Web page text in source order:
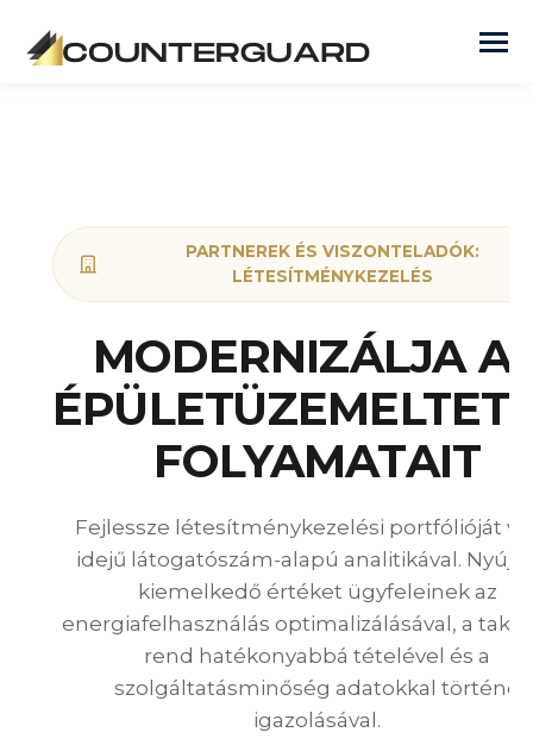
PARTNEREK ÉS VISZONTELADÓK:
LÉTESÍTMÉNYKEZELÉS
MODERNIZÁLJA
FOLYAMATAIT
Fejlessze létesítménykezelési portfólióját
idejű látogatószám-alapú analitikával.
kiemelkedő értéket ügyfeleinek az
energiafelhasználás optimalizálásával, a
rend hatékonyabbá tételével és a
szolgáltatásminőség adatokkal történő
igazolásával.